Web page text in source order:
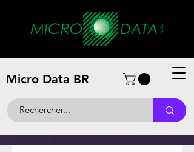
Micro Data BR